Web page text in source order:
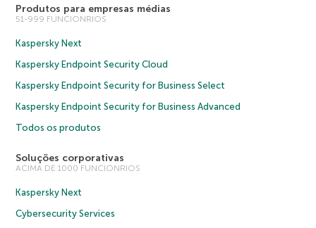
Produtos para empresas médias
51-999 FUNCIONRIOS
Kaspersky Next
Kaspersky Endpoint Security Cloud
Kaspersky Endpoint Security for Business Select
Kaspersky Endpoint Security for Business Advanced
Todos os produtos
Soluções corporativas
ACIMA DE 1000 FUNCIONRIOS
Kaspersky Next
Cybersecurity Services